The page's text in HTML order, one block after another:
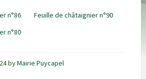
n°86
Feuille de châtaignier n°90
n°80
byMairie Puycapel